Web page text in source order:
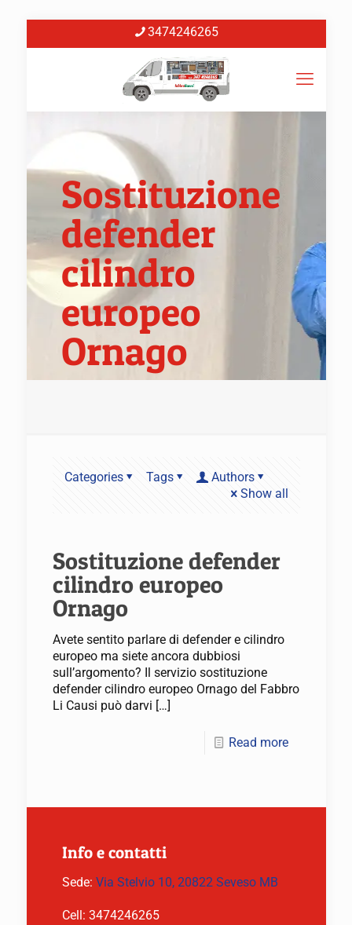
3474246265
Sostituzione
defender
cilindro
europeo
Ornago
Categories Tags
Authors
Show all
Sostituzione defender
cilindro europeo
Ornago
Avete sentito parlare di defender e cilindro
europeo ma siete ancora dubbiosi
sull’argomento? Il servizio sostituzione
defender cilindro europeo Ornago del Fabbro
Li Causi può darvi […]
Read more
Info e contatti
Sede: Via Stelvio 10, 20822 Seveso MB
Cell: 3474246265